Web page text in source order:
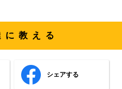
に教える
シェアする